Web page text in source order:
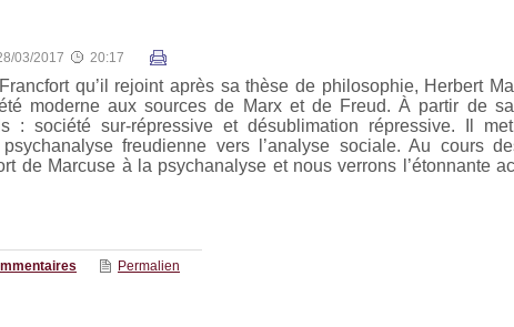
03/2017 20:17
qu’il rejoint après sa thèse de philosophie, Herbert
moderne aux sources de Marx et de Freud. À partir de
: société sur-répressive et désublimation répressive. Il
psychanalyse freudienne vers l’analyse sociale. Au cours
de Marcuse à la psychanalyse et nous verrons l’étonnante
Permalien